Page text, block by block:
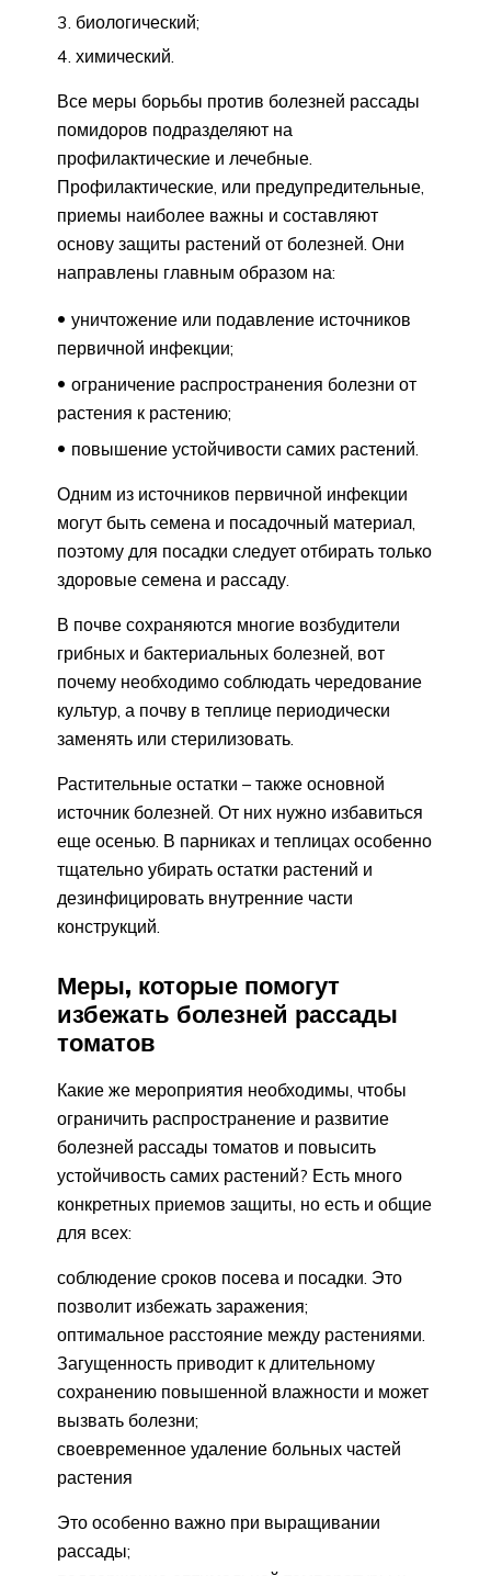
биологический;
химический.
Все меры борьбы против болезней рассады
помидоров подразделяют на
профилактические и лечебные.
Профилактические, или предупредительные,
приемы наиболее важны и составляют
основу защиты растений от болезней. Они
направлены главным образом на:
уничтожение или подавление источников
первичной инфекции;
ограничение распространения болезни от
растения к растению;
повышение устойчивости самих растений.
Одним из источников первичной инфекции
могут быть семена и посадочный материал,
поэтому для посадки следует отбирать только
здоровые семена и рассаду.
В почве сохраняются многие возбудители
грибных и бактериальных болезней, вот
почему необходимо соблюдать чередование
культур, а почву в теплице периодически
заменять или стерилизовать.
Растительные остатки – также основной
источник болезней. От них нужно избавиться
еще осенью. В парниках и теплицах особенно
тщательно убирать остатки растений и
дезинфицировать внутренние части
конструкций.
Меры, которые помогут
избежать болезней рассады
томатов
Какие же мероприятия необходимы, чтобы
ограничить распространение и развитие
болезней рассады томатов и повысить
устойчивость самих растений? Есть много
конкретных приемов защиты, но есть и общие
для всех:
соблюдение сроков посева и посадки. Это
позволит избежать заражения;
оптимальное расстояние между растениями.
Загущенность приводит к длительному
сохранению повышенной влажности и может
вызвать болезни;
своевременное удаление больных частей
растения
Это особенно важно при выращивании
рассады;